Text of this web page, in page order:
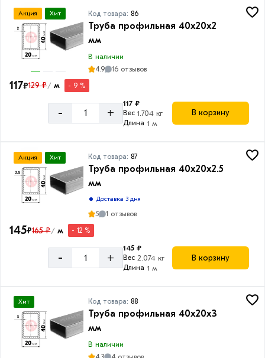
Акция Хит Код товара: 86
Труба профильная 40х20х2
мм
В наличии
4.9
16 отзывов
117₽129 ₽/ м - 9 %
- +
117 ₽
Вес 1.704 кг
Длина 1 м
В корзину
Акция Хит Код товара: 87
Труба профильная 40х20х2.5
мм
Доставка 3 дня
5 1 отзывов
145₽165 ₽/ м - 12 %
- +
145 ₽
Вес 2.074 кг
Длина 1 м
В корзину
Хит Код товара: 88
Труба профильная 40х20х3
мм
В наличии